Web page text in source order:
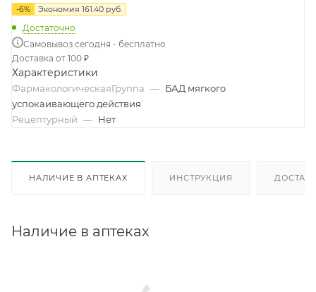
-6% Экономия 161.40 руб.
Достаточно
Самовывоз сегодня - бесплатно
Доставка от 100 ₽
Характеристики
ФармакологическаяГруппа — БАД мягкого
успокаивающего действия
Рецептурный — Нет
НАЛИЧИЕ В АПТЕКАХ ИНСТРУКЦИЯ
Наличие в аптеках